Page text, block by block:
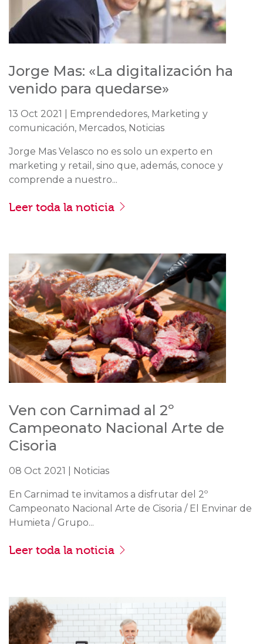
Jorge Mas: «La digitalización ha
venido para quedarse»
13 Oct 2021 | Emprendedores, Marketing y
comunicación, Mercados, Noticias
Jorge Mas Velasco no es solo un experto en
marketing y retail, sino que, además, conoce y
comprende a nuestro...
Leer toda la noticia
Ven con Carnimad al 2º
Campeonato Nacional Arte de
Cisoria
08 Oct 2021 | Noticias
En Carnimad te invitamos a disfrutar del 2º
Campeonato Nacional Arte de Cisoria / El Envinar de
Humieta / Grupo...
Leer toda la noticia